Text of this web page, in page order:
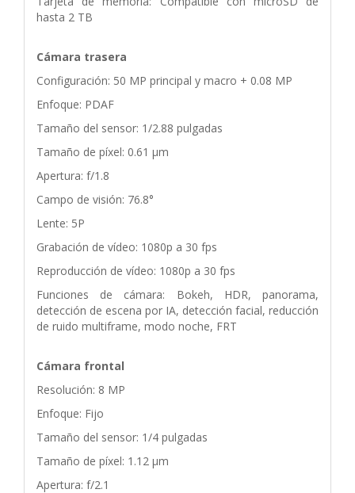
hasta 2 TB
Cámara trasera
Configuración: 50 MP principal y macro + 0.08 MP
Enfoque: PDAF
Tamaño del sensor: 1/2.88 pulgadas
Tamaño de píxel: 0.61 μm
Apertura: f/1.8
Campo de visión: 76.8°
Lente: 5P
Grabación de vídeo: 1080p a 30 fps
Reproducción de vídeo: 1080p a 30 fps
Funciones de cámara: Bokeh, HDR, panorama,
detección de escena por IA, detección facial, reducción
de ruido multiframe, modo noche, FRT
Cámara frontal
Resolución: 8 MP
Enfoque: Fijo
Tamaño del sensor: 1/4 pulgadas
Tamaño de píxel: 1.12 μm
Apertura: f/2.1